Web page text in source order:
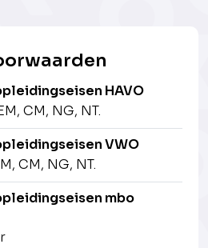
HAVO
CM, NG, NT.
VWO
CM, NG, NT.
mbo